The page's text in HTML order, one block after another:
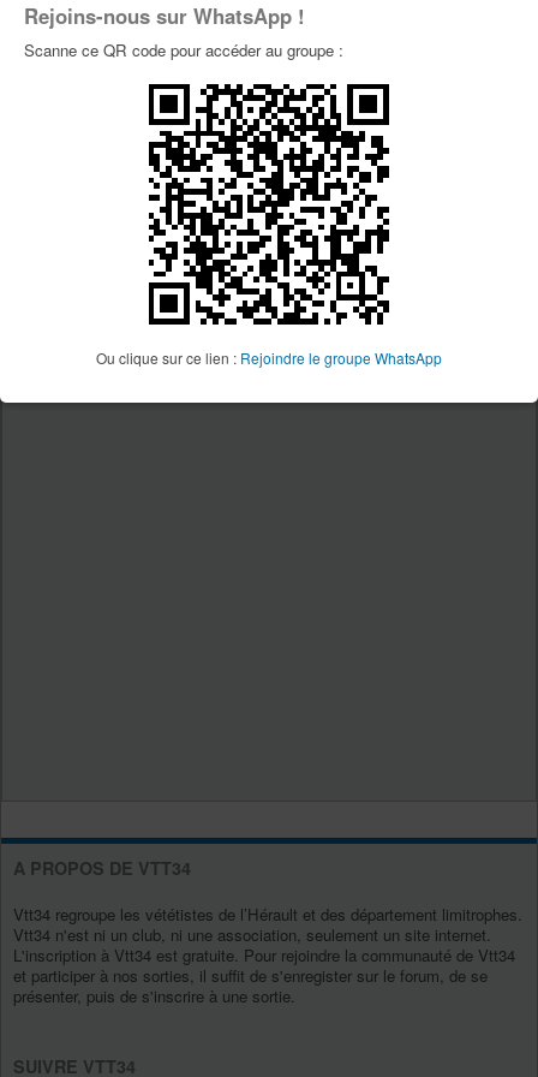
Rejoins-nous sur WhatsApp !
Scanne ce QR code pour accéder au groupe :
Ou clique sur ce lien : Rejoindre le groupe WhatsApp
Page Facebook Vtt34
Page Youtube Vtt34
A PROPOS DE VTT34
Vtt34 regroupe les vététistes de l’Hérault et des département limitrophes.
Vtt34 n'est ni un club, ni une association, seulement un site internet.
L'inscription à Vtt34 est gratuite. Pour rejoindre la communauté de Vtt34
et participer à nos sorties, il suffit de s'enregister sur le forum, de se
présenter, puis de s'inscrire à une sortie.
SUIVRE VTT34